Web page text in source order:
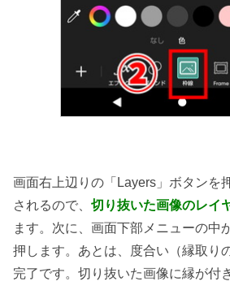
画面右上辺りの「Layers」ボタンを
されるので、 切り抜いた画像のレイ
ます。次に、画面下部メニューの中
押します。あとは、度合い（縁取り
完了です。切り抜いた画像に縁が付